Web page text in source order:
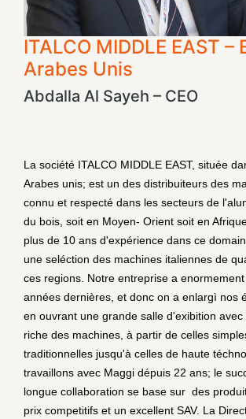
ITALCO MIDDLE EAST –
Arabes Unis
Abdalla Al Sayeh – CEO
La société ITALCO MIDDLE EAST, située
Arabes unis; est un des distribuiteurs des
connu et respecté dans les secteurs de
du bois, soit en Moyen- Orient soit en
plus de 10 ans d'expérience dans ce
une seléction des machines italiennes de
ces regions. Notre entreprise a
années dernières, et donc on a enlargì nos
en ouvrant une grande salle d'exibition
riche des machines, à partir de celles
traditionnelles jusqu'à celles de haute
travaillons avec Maggi dépuis 22 ans; le
longue collaboration se base sur des
prix competitifs et un excellent SAV. La